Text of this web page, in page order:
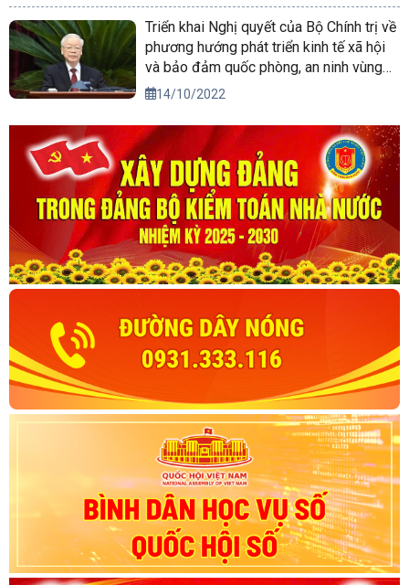
Triển khai Nghị quyết của Bộ Chính trị về
phương hướng phát triển kinh tế xã hội
và bảo đảm quốc phòng, an ninh vùng
Tây Nguyên đến năm 2030, tầm nhìn
14/10/2022